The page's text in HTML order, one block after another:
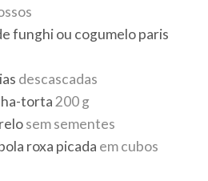
funghi ou cogumelo paris
descascadas
torta 200 g
sem sementes
roxa picada em cubos